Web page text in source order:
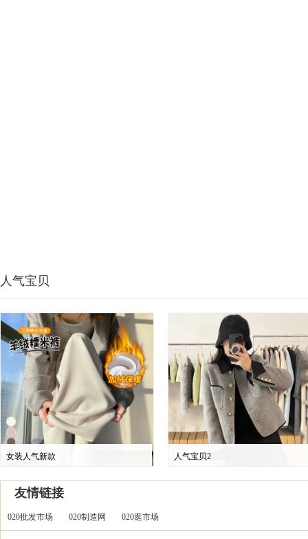
人气宝贝
女装人气新款 人气宝贝2
友情链接
020批发市场 020制造网 020逛市场